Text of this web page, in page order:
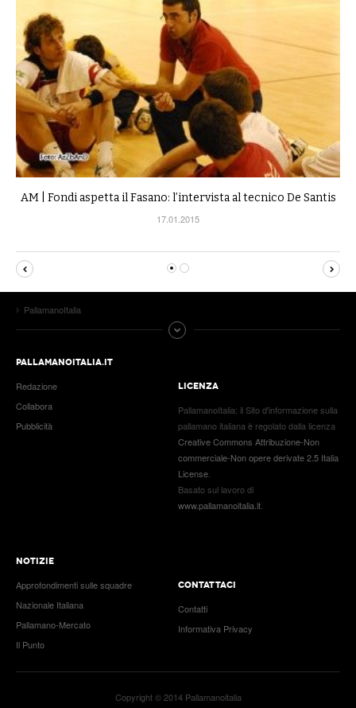
AM | Fondi aspetta il Fasano: l’intervista al tecnico De Santis
17.01.2015
PallamanoItalia
PALLAMANOITALIA.IT
Redazione
Collabora
Pubblicità
LICENZA
PallamanoItalia: il Sito d'informazione sulla
pallamano italiana è regolato dalla licenza
Creative Commons Attribuzione-Non
commerciale-Non opere derivate 2.5 Italia
License
Basato sul lavoro di
www.pallamanoitalia.it
NOTIZIE
Approfondimenti sulle squadre
Nazionale Italiana
Pallamano-Mercato
Il Punto
CONTATTACI
Contatti
Informativa Privacy
Copyright © 2014 Pallamanoitalia